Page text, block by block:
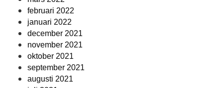
februari 2022
januari 2022
december 2021
november 2021
oktober 2021
september 2021
augusti 2021